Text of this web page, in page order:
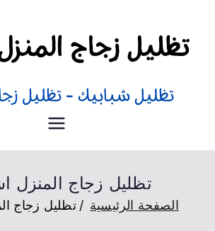
تظليل
تظليل زجاج المنزل
الصفحة الرئيسية تظليل زجاج